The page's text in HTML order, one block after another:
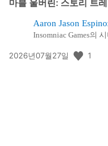
마블 울버린: 스토리 트
Aaron Jason
Insomniac Games의
공
2026년07월27일 1